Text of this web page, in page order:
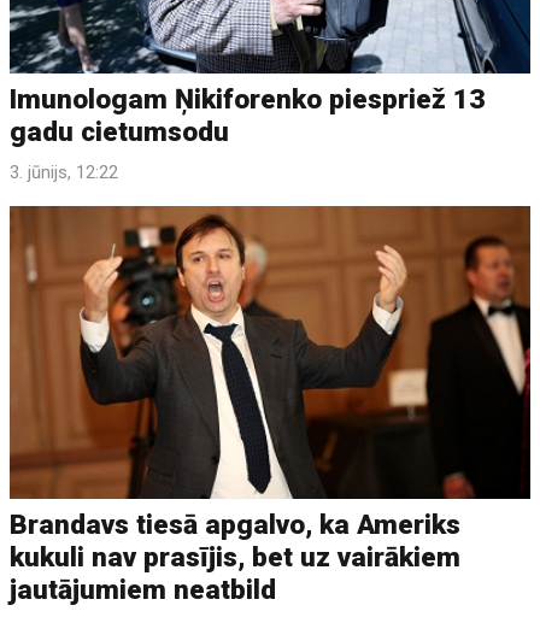
Imunologam Ņikiforenko piespriež 13
gadu cietumsodu
3. jūnijs, 12:22
Brandavs tiesā apgalvo, ka Ameriks
kukuli nav prasījis, bet uz vairākiem
jautājumiem neatbild